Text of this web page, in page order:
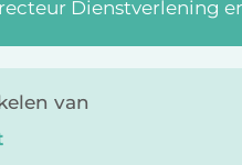
Dienstverlening
van